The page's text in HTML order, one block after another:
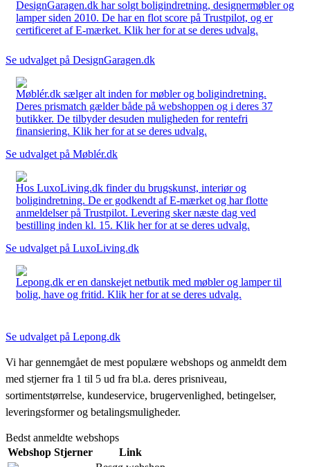
DesignGaragen.dk har solgt boligindretning, designermøbler og
lamper siden 2010. De har en flot score på Trustpilot, og er
certificeret af E-mærket. Klik her for at se deres udvalg.
Se udvalget på DesignGaragen.dk
Møblér.dk sælger alt inden for møbler og boligindretning.
Deres prismatch gælder både på webshoppen og i deres 37
butikker. De tilbyder desuden muligheden for rentefri
finansiering. Klik her for at se deres udvalg.
Se udvalget på Møblér.dk
Hos LuxoLiving.dk finder du brugskunst, interiør og
boligindretning. De er godkendt af E-mærket og har flotte
anmeldelser på Trustpilot. Levering sker næste dag ved
bestilling inden kl. 15. Klik her for at se deres udvalg.
Se udvalget på LuxoLiving.dk
Lepong.dk er en danskejet netbutik med møbler og lamper til
bolig, have og fritid. Klik her for at se deres udvalg.
Se udvalget på Lepong.dk
Vi har gennemgået de mest populære webshops og anmeldt dem
med stjerner fra 1 til 5 ud fra bl.a. deres prisniveau,
sortimentstørrelse, kundeservice, brugervenlighed, betingelser,
leveringsformer og betalingsmuligheder.
Bedst anmeldte webshops
Webshop Stjerner
Link